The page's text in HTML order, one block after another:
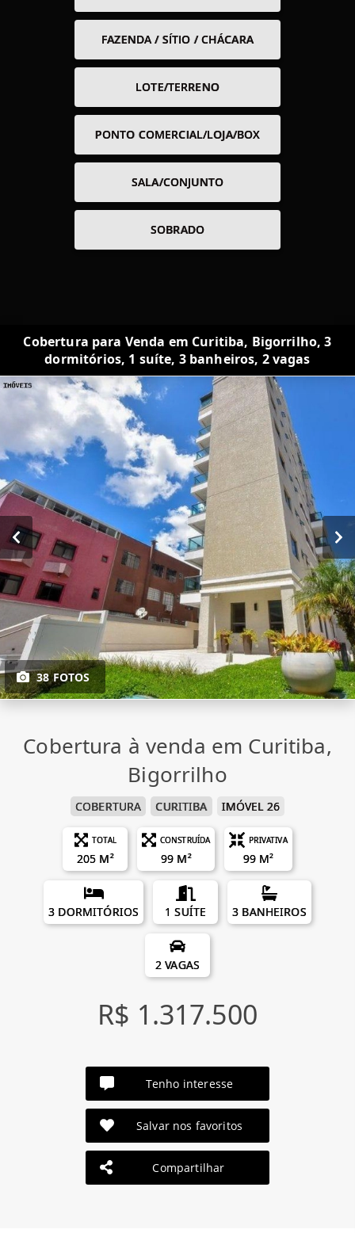
FAZENDA / SÍTIO / CHÁCARA
LOTE/TERRENO
PONTO COMERCIAL/LOJA/BOX
SALA/CONJUNTO
SOBRADO
Cobertura para Venda em Curitiba, Bigorrilho, 3
dormitórios, 1 suíte, 3 banheiros, 2 vagas
38 FOTOS
Cobertura à venda em Curitiba,
Bigorrilho
COBERTURA CURITIBA IMÓVEL 26
TOTAL
205 M²
CONSTRUÍDA
99 M²
PRIVATIVA
99 M²
3 DORMITÓRIOS 1 SUÍTE 3 BANHEIROS
2 VAGAS
R$ 1.317.500
Tenho interesse
Salvar nos favoritos
Compartilhar